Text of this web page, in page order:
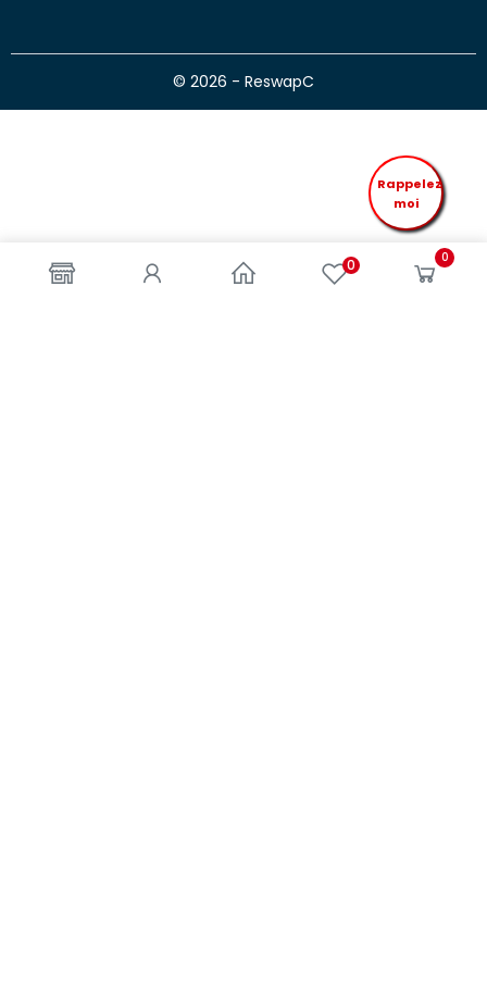
0 0
© 2026 - ReswapC
Rappelez
moi